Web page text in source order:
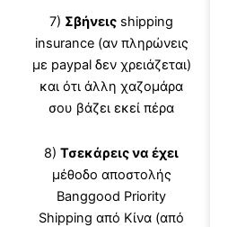
7) Σβήνεις shipping
insurance (αν πληρώνεις
με paypal δεν χρειάζεται)
και ότι άλλη χαζομάρα
σου βάζει εκεί πέρα
8)Τσεκάρεις να έχει
μέθοδο αποστολής
Banggood Priority
Shipping από Κίνα (από